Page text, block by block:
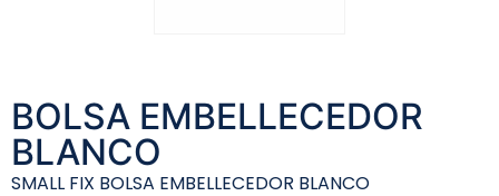
BOLSA EMBELLECEDOR
BLANCO
SMALL FIX BOLSA EMBELLECEDOR BLANCO